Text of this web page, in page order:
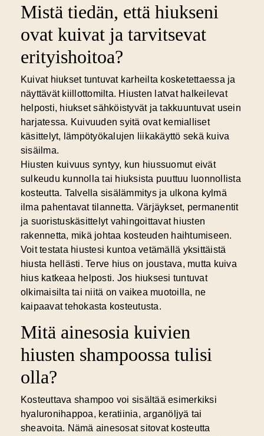
Mistä tiedän, että hiukseni
ovat kuivat ja tarvitsevat
erityishoitoa?
Kuivat hiuksettuntuvat karheilta kosketettaessa ja
näyttävät kiillottomilta. Hiusten latvat halkeilevat
helposti, hiukset sähköistyvät ja takkuuntuvat usein
harjatessa. Kuivuuden syitä ovat kemialliset
käsittelyt, lämpötyökalujen liikakäyttö sekä kuiva
sisäilma.
Hiusten kuivuus syntyy, kun hiussuomut eivät
sulkeudu kunnolla tai hiuksista puuttuu luonnollista
kosteutta. Talvella sisälämmitys ja ulkona kylmä
ilma pahentavat tilannetta. Värjäykset, permanentit
ja suoristuskäsittelyt vahingoittavat hiusten
rakennetta, mikä johtaa kosteuden haihtumiseen.
Voit testata hiustesi kuntoa vetämällä yksittäistä
hiusta hellästi. Terve hius on joustava, mutta kuiva
hius katkeaa helposti. Jos hiuksesi tuntuvat
olkimaisilta tai niitä on vaikea muotoilla, ne
kaipaavat tehokasta kosteutusta.
Mitä ainesosia kuivien
hiusten shampoossa tulisi
olla?
Kosteuttava shampoo voi sisältää esimerkiksi
hyaluronihappoa, keratiinia, arganöljyä tai
sheavoita. Nämä ainesosat sitovat kosteutta